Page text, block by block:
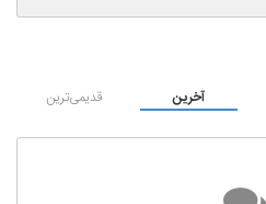
آخرین قدیمی‌ترین